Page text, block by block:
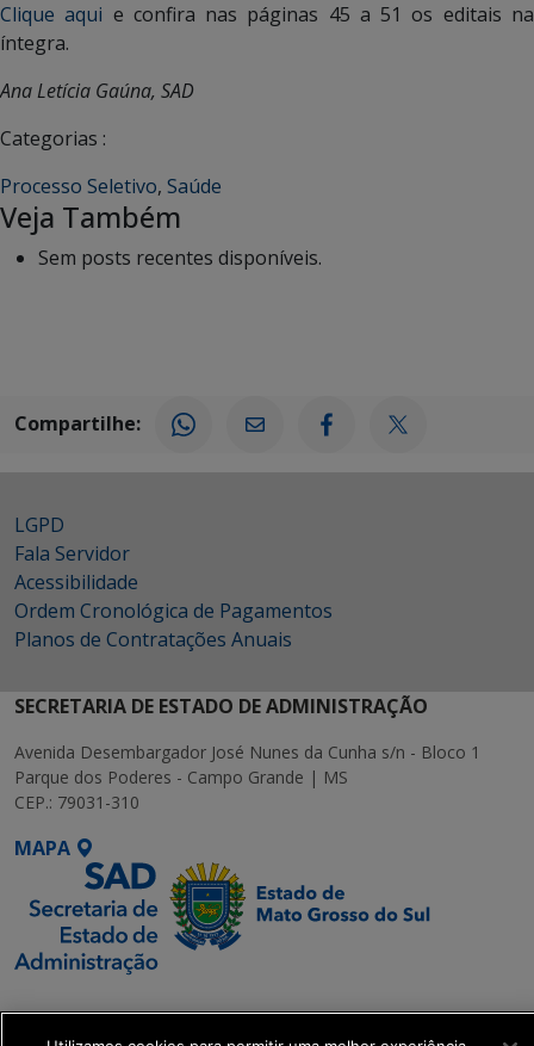
Clique aqui e confira nas páginas 45 a 51 os editais na
íntegra.
Ana Letícia Gaúna, SAD
Categorias :
Processo Seletivo, Saúde
Veja Também
Sem posts recentes disponíveis.
Compartilhe:
LGPD
Fala Servidor
Acessibilidade
Ordem Cronológica de Pagamentos
Planos de Contratações Anuais
SECRETARIA DE ESTADO DE ADMINISTRAÇÃO
Avenida Desembargador José Nunes da Cunha s/n - Bloco 1
Parque dos Poderes - Campo Grande | MS
CEP.: 79031-310
MAPA
SETDIG | Secretaria-
Executiva de